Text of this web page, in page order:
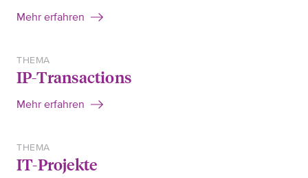
Mehr erfahren
THEMA
IP-Transactions
Mehr erfahren
THEMA
IT-Projekte